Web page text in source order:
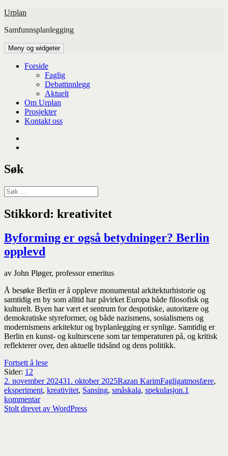
Hopp
innhold
Urplan
Samfunnsplanlegging
Meny og widgeter
Forside
Faglig
Debattinnlegg
Aktuelt
Om Urplan
Prosjekter
Kontakt oss
Søk
Søk
etter:
Stikkord: kreativitet
Byforming er også betydninger? Berlin
opplevd
av John Pløger, professor emeritus
Å besøke Berlin er å oppleve monumental arkitekturhistorie og
samtidig en by som alltid har påvirket Europa både filosofisk og
kulturelt. Byen har vært et sentrum for despotiske, autoritære og
demokratiske styreformer, og både nazismens, sosialismens og
modernismens arkitektur og byplanlegging er synlige. Samtidig er
Berlin en kunst- og kulturscene som tar temperaturen på, og kritisk
reflekterer over, den aktuelle tidsånd og dens politikk.
Fortsett å leseByforming
også
betydninger?
opplevd
Sider: Side
1 ,Side
2
Publisert
2. november 202431. oktober 2025Forfatter
Razan KarimKategorier
FagligStikkord
atmosfære,
eksperiment, kreativitet, Sansing, småskala, spekulasjon.1
kommentartil
Byforming
Stolt drevet av WordPress